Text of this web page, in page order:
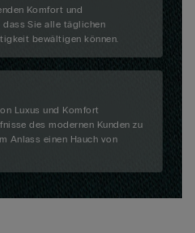
Komfort und
Sie alle täglichen
bewältigen können.
Luxus und Komfort
des modernen Kunden zu
Anlass einen Hauch von